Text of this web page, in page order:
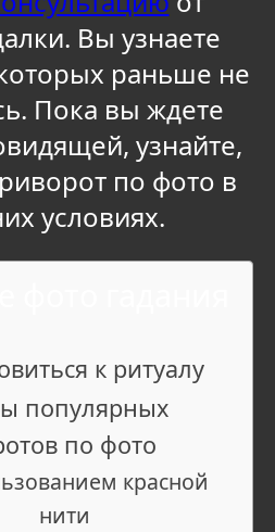
Вы узнаете
раньше не
Пока вы ждете
узнайте,
по фото в
условиях.
к ритуалу
популярных
по фото
красной
нити